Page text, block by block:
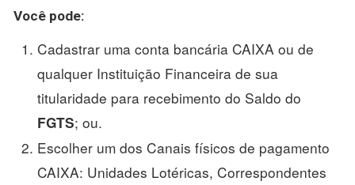
Você pode:
Cadastrar uma conta bancária CAIXA ou de
qualquer Instituição Financeira de sua
titularidade para recebimento do Saldo do
FGTS; ou.
Escolher um dos Canais físicos de pagamento
CAIXA: Unidades Lotéricas, Correspondentes